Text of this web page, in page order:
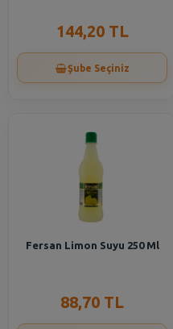
144,20 TL
Şube Seçiniz
Fersan Limon Suyu 250 Ml
88,70 TL